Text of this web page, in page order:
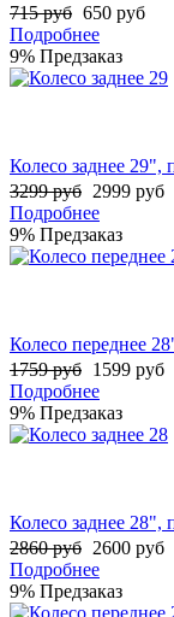
715 руб 650 руб
Подробнее
9% Предзаказ
Колесо заднее 29",
3299 руб 2999 руб
Подробнее
9% Предзаказ
Колесо переднее
1759 руб 1599 руб
Подробнее
9% Предзаказ
Колесо заднее 28",
2860 руб 2600 руб
Подробнее
9% Предзаказ